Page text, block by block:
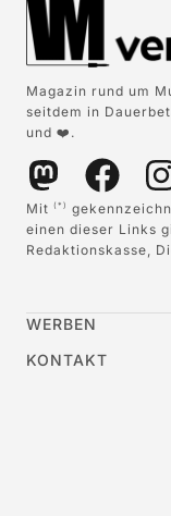
Magazin rund um
seitdem in
und ❤️.
Mit (*)
einen dieser Links
Redaktionskasse,
WERBEN
KONTAKT